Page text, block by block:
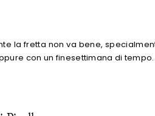
la fretta non va bene,
con un finesettimana di